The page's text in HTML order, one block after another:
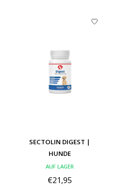
Produkt-Karussell-Artikel
SECTOLIN DIGEST |
HUNDE
AUF LAGER
€21,95